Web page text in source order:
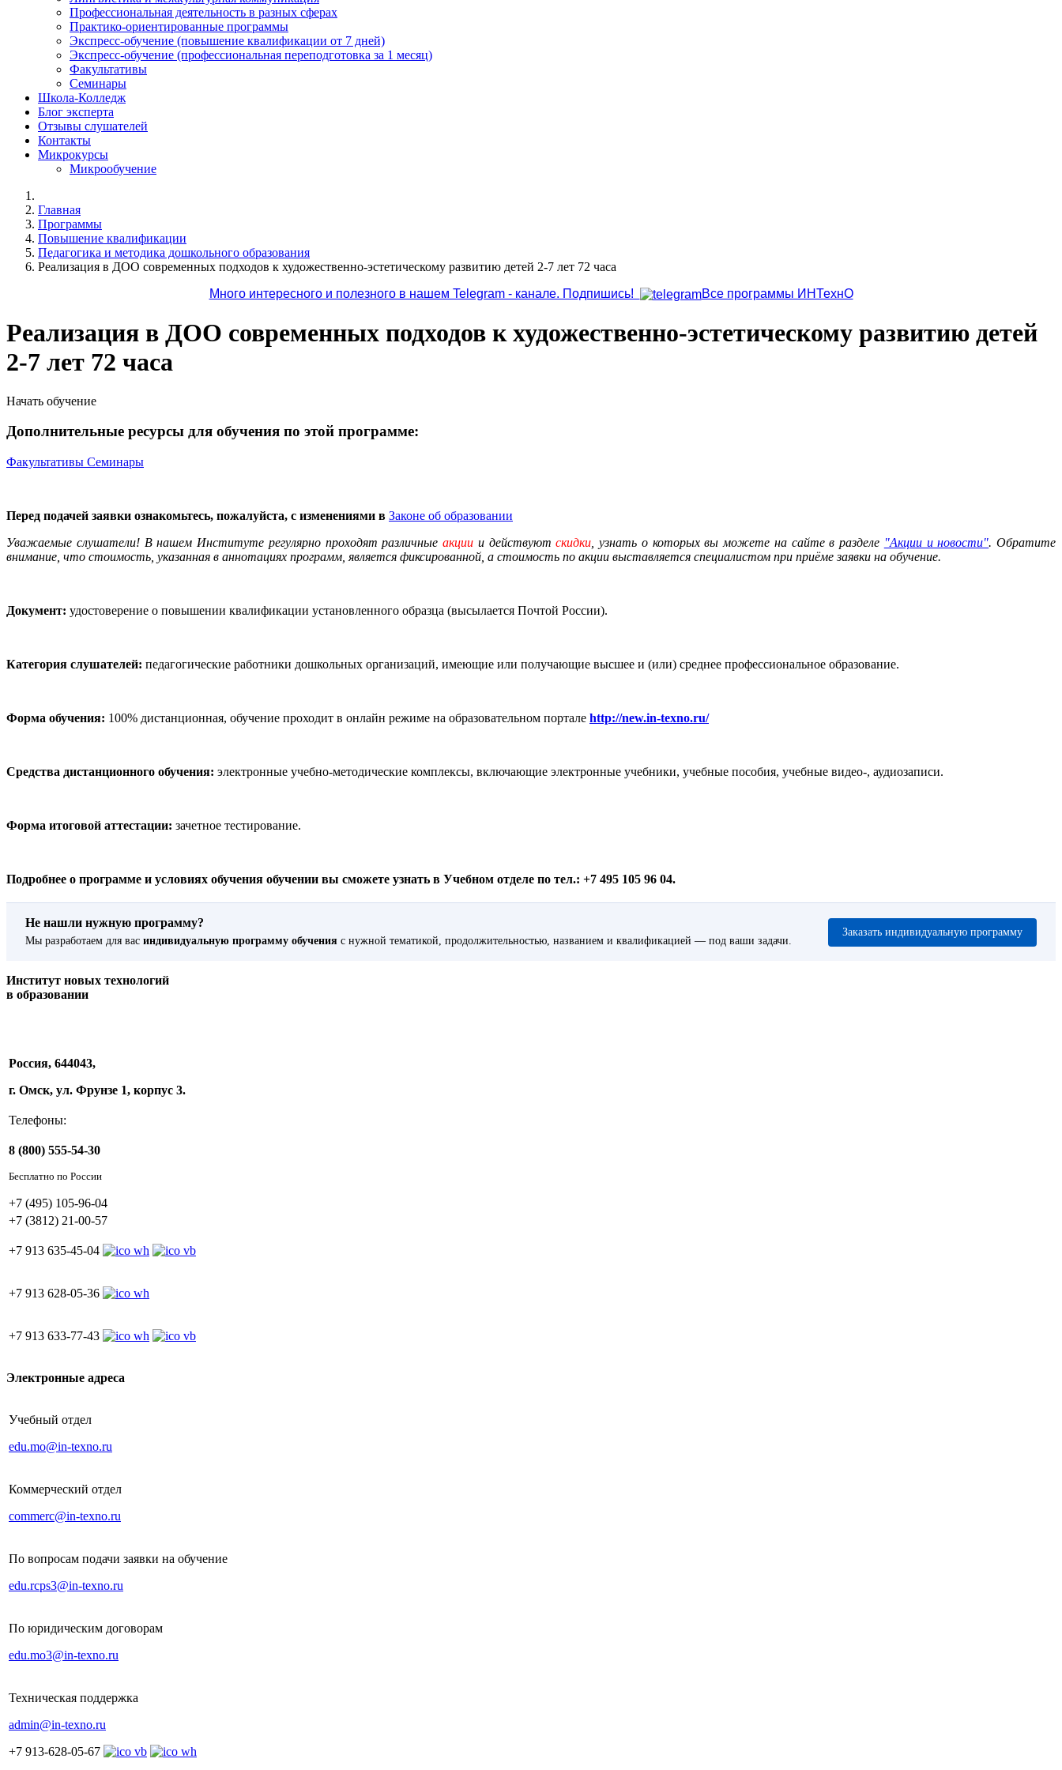
Профессиональная деятельность в разных сферах
Практико-ориентированные программы
Экспресс-обучение (повышение квалификации от 7 дней)
Экспресс-обучение (профессиональная переподготовка за 1 месяц)
Факультативы
Семинары
Школа-Колледж
Блог эксперта
Отзывы слушателей
Контакты
Микрокурсы
Микрообучение
Главная
Программы
Повышение квалификации
Педагогика и методика дошкольного образования
Реализация в ДОО современных подходов к художественно-эстетическому развитию детей 2-7 лет 72 часа
Много интересного и полезного в нашем Telegram - канале. Подпишись!
Все программы ИНТехнО
Реализация в ДОО современных подходов к художественно-эстетическому развитию детей
2-7 лет 72 часа
Начать обучение
Дополнительные ресурсы для обучения по этой программе:
Факультативы Семинары
Перед подачей заявки ознакомьтесь, пожалуйста, с изменениями в Законе об образовании
Уважаемые слушатели! В нашем Институте регулярно проходят различные акции и действуютскидки , узнать о которых вы можете на сайте в разделе "Акции и новости". Обратите
внимание, что стоимость, указанная в аннотациях программ, является фиксированной, а стоимость по акции выставляется специалистом при приёме заявки на обучение.
Документ: удостоверение о повышении квалификации установленного образца (высылается Почтой России).
Категория слушателей: педагогические работники дошкольных организаций, имеющие или получающие высшее и (или) среднее профессиональное образование.
Форма обучения: 100% дистанционная, обучение проходит в онлайн режиме на образовательном портале http://new.in-texno.ru/
Средства дистанционного обучения: электронные учебно-методические комплексы, включающие электронные учебники, учебные пособия, учебные видео-, аудиозаписи.
Форма итоговой аттестации: зачетное тестирование.
Подробнее о программе и условиях обучения обучении вы сможете узнать в Учебном отделе по тел.: +7 495 105 96 04.
Не нашли нужную программу?
Мы разработаем для вас индивидуальную программу обучения с нужной тематикой, продолжительностью, названием и квалификацией — под ваши задачи.
Заказать индивидуальную программу
Институт новых технологий
в образовании
Россия, 644043,
г. Омск, ул. Фрунзе 1, корпус 3.
Телефоны:
8 (800) 555-54-30
Бесплатно по России
+7 (495) 105-96-04
+7 (3812) 21-00-57
+7 913 635-45-04
+7 913 628-05-36
+7 913 633-77-43
Электронные адреса
Учебный отдел
edu.mo@in-texno.ru
Коммерческий отдел
commerc@in-texno.ru
По вопросам подачи заявки на обучение
edu.rcps3@in-texno.ru
По юридическим договорам
edu.mo3@in-texno.ru
Техническая поддержка
admin@in-texno.ru
+7 913-628-05-67